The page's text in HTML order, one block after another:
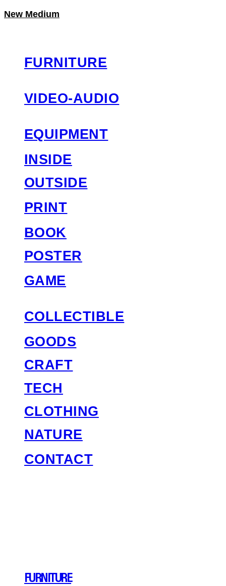
New Medium
FURNITURE
VIDEO-AUDIO
EQUIPMENT
INSIDE
OUTSIDE
PRINT
BOOK
POSTER
GAME
COLLECTIBLE
GOODS
CRAFT
TECH
CLOTHING
NATURE
CONTACT
FURNITURE